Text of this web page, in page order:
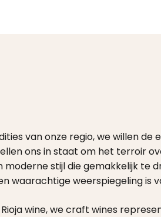
van onze regio, we willen de
ons in staat om het terroir
stijl die gemakkelijk te
waarachtige weerspiegeling is
wine, we craft wines